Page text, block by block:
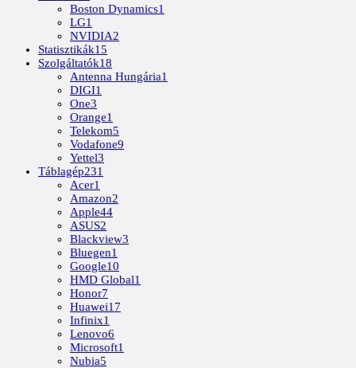
Boston Dynamics1
LG1
NVIDIA2
Statisztikák15
Szolgáltatók18
Antenna Hungária1
DIGI1
One3
Orange1
Telekom5
Vodafone9
Yettel3
Táblagép231
Acer1
Amazon2
Apple44
ASUS2
Blackview3
Bluegen1
Google10
HMD Global1
Honor7
Huawei17
Infinix1
Lenovo6
Microsoft1
Nubia5